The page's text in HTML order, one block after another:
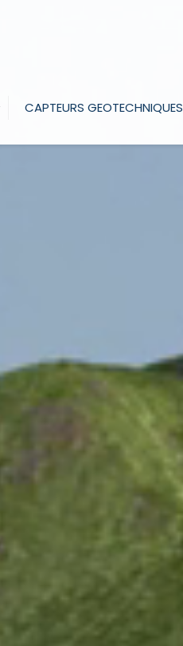
CAPTEURS GEOTECHNIQUES